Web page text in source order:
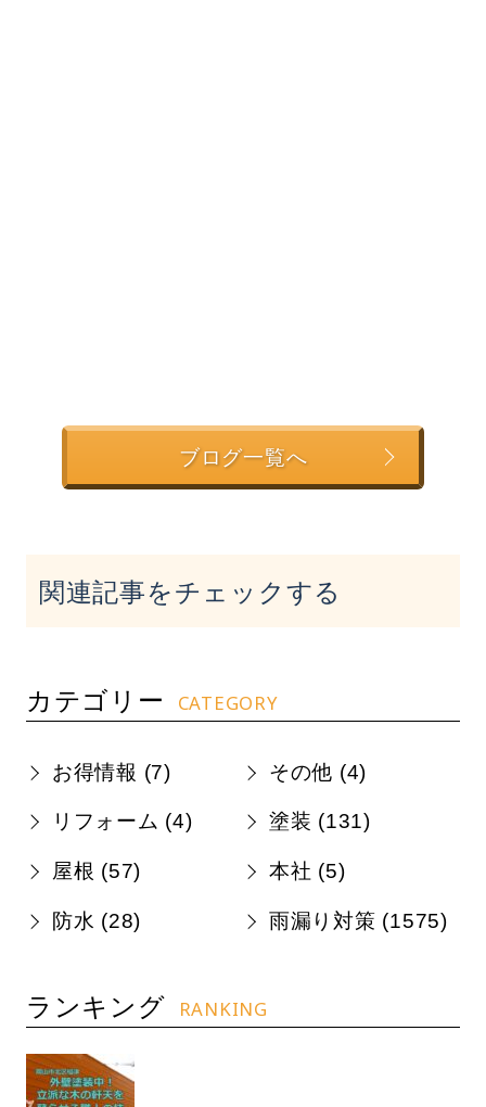
ブログ一覧へ
関連記事をチェックする
カテゴリー CATEGORY
お得情報 (7) その他 (4)
リフォーム (4) 塗装 (131)
屋根 (57) 本社 (5)
防水 (28) 雨漏り対策 (1575)
ランキング RANKING